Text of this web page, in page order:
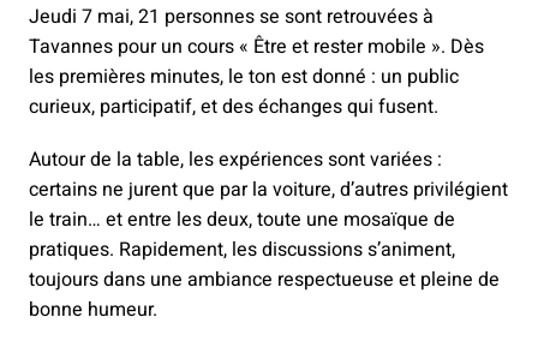
Jeudi 7 mai, 21 personnes se sont retrouvées à
Tavannes pour un cours « Être et rester mobile ». Dès
les premières minutes, le ton est donné : un public
curieux, participatif, et des échanges qui fusent.
Autour de la table, les expériences sont variées :
certains ne jurent que par la voiture, d’autres privilégient
le train… et entre les deux, toute une mosaïque de
pratiques. Rapidement, les discussions s’animent,
toujours dans une ambiance respectueuse et pleine de
bonne humeur.